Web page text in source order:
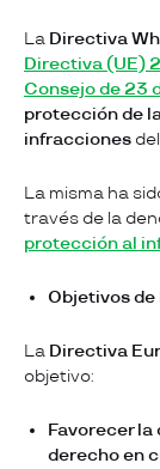
La Directiva
Directiva (UE)
Consejo de 23
protección de
infracciones
La misma ha
través de la
protección al
Objetivos
La Directiva
objetivo:
Favorecer la
derecho en